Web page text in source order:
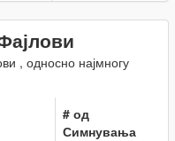
, односно најмногу
# од
Симнувања